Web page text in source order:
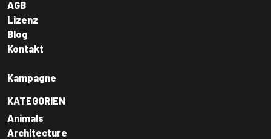
AGB
Lizenz
Blog
Kontakt
Kampagne
KATEGORIEN
Animals
Architecture